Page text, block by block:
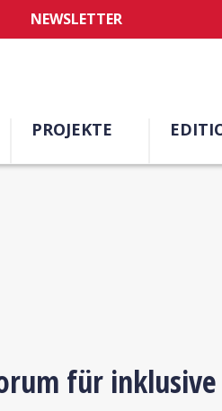
NEWSLETTER
PROJEKTE
für